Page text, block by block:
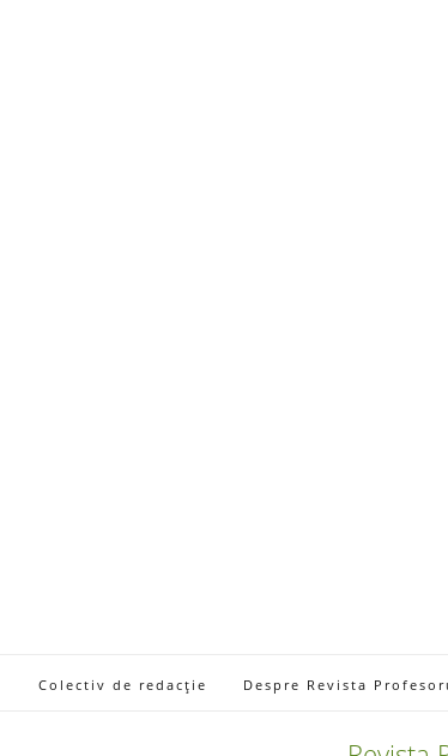
Colectiv de redacție Despre Revista